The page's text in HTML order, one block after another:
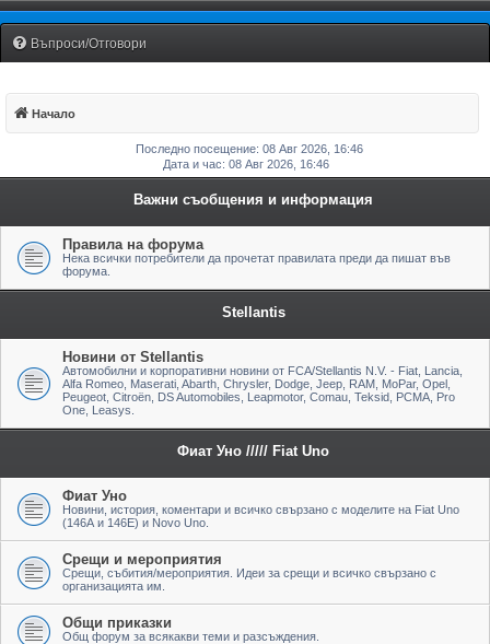
Fiat Uno Club Bulgaria
Въпроси/Отговори
Начало
Последно посещение: 08 Авг 2026, 16:46
Дата и час: 08 Авг 2026, 16:46
Важни съобщения и информация
Правила на форума
Нека всички потребители да прочетат правилата преди да пишат във
форума.
Stellantis
Новини от Stellantis
Автомобилни и корпоративни новини от FCA/Stellantis N.V. - Fiat, Lancia,
Alfa Romeo, Maserati, Abarth, Chrysler, Dodge, Jeep, RAM, MoPar, Opel,
Peugeot, Citroën, DS Automobiles, Leapmotor, Comau, Teksid, PCMA, Pro
One, Leasys.
Фиат Уно ///// Fiat Uno
Фиат Уно
Новини, история, коментари и всичко свързано с моделите на Fiat Uno
(146А и 146Е) и Novo Uno.
Срещи и мероприятия
Срещи, събития/мероприятия. Идеи за срещи и всичко свързано с
организацията им.
Общи приказки
Общ форум за всякакви теми и разсъждения.